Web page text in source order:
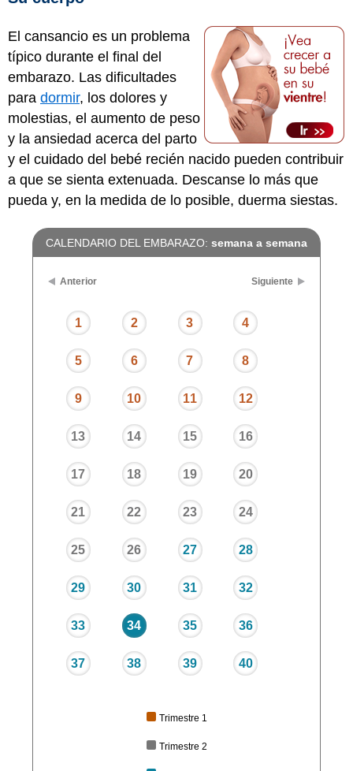
El cansancio es un problema
típico durante el final del
embarazo. Las dificultades
para dormir, los dolores y
molestias, el aumento de peso
y la ansiedad acerca del parto
y el cuidado del bebé recién nacido pueden contribuir
a que se sienta extenuada. Descanse lo más que
pueda y, en la medida de lo posible, duerma siestas.
CALENDARIO DEL EMBARAZO: semana a semana
Anterior Siguiente
1 2 3 4
5 6 7 8
9 10 11 12
13 14 15 16
17 18 19 20
21 22 23 24
25 26 27 28
29 30 31 32
33 34 35 36
37 38 39 40
Trimestre 1
Trimestre 2